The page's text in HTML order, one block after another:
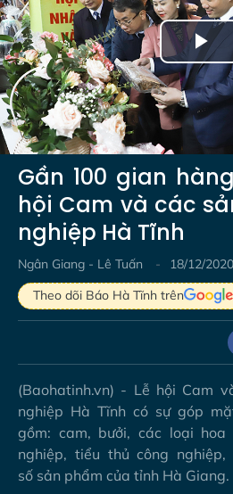
Gần 100 gian
hội Cam và các
nghiệp Hà Tĩnh
Ngân Giang - Lê Tuấn
18/12/
Theo dõi Báo Hà Tĩnh trên
(Baohatinh.vn) - Lễ hội Cam
nghiệp Hà Tĩnh có sự góp
gồm: cam, bưởi, các loại
nghiệp, tiểu thủ công
số sản phẩm của tỉnh Hà Giang.